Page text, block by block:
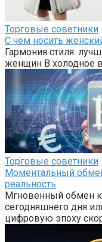
Торговые советники
С чем носить
Гармония стиля:
женщин В холодное
Торговые советники
Моментальный
реальность
Мгновенный обмен
сегодняшнего дня
цифровую эпоху